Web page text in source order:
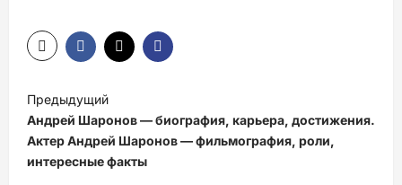
Н
а
в
и
Предыдущий
Андрей Шаронов — биография, карьера, достижения.
Актер Андрей Шаронов — фильмография, роли,
интересные факты